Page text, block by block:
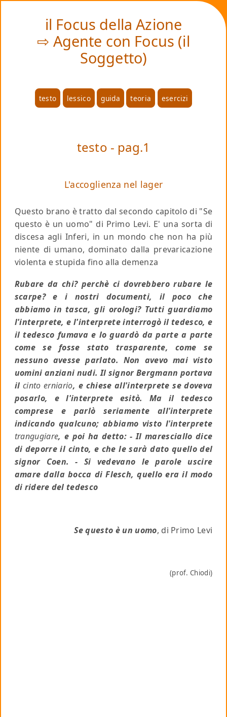
il Focus della Azione
⇨ Agente con Focus (il
Soggetto)
testo lessico guida teoria esercizi
testo - pag.1
L'accoglienza nel lager
Questo brano è tratto dal secondo capitolo di "Se
questo è un uomo" di Primo Levi. E' una sorta di
discesa agli Inferi, in un mondo che non ha più
niente di umano, dominato dalla prevaricazione
violenta e stupida fino alla demenza
Rubare da chi? perchè ci dovrebbero rubare le
scarpe? e i nostri documenti, il poco che
abbiamo in tasca, gli orologi? Tutti guardiamo
l'interprete, e l'interprete interrogò il tedesco, e
il tedesco fumava e lo guardò da parte a parte
come se fosse stato trasparente, come se
nessuno avesse parlato. Non avevo mai visto
uomini anziani nudi. Il signor Bergmann portava
il cinto erniario, e chiese all'interprete se doveva
posarlo, e l'interprete esitò. Ma il tedesco
comprese e parlò seriamente all'interprete
indicando qualcuno; abbiamo visto l'interprete
trangugiare, e poi ha detto: - Il maresciallo dice
di deporre il cinto, e che le sarà dato quello del
signor Coen. - Si vedevano le parole uscire
amare dalla bocca di Flesch, quello era il modo
di ridere del tedesco
Se questo è un uomo, di Primo Levi
(prof. Chiodi)